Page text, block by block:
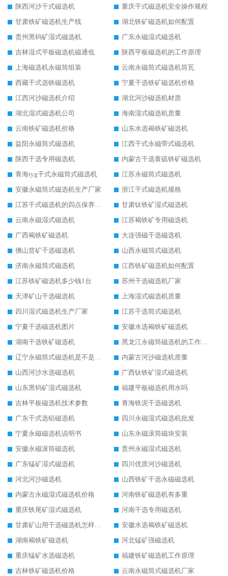
陕西河沙干式磁选机
重庆干式磁选机安全操作规程
甘肃铁矿磁选机生产线
湖北铁矿磁选机如何配置
贵州黑钨矿湿式磁选机
广东永磁湿式磁选机
吉林湿式平板磁选机磁通低
陕西平板磁选机的工作原理
上海磁选机永磁筒组装
云南永磁筒式磁选机筒瓦
西藏干式选铁磁选机
宁夏干选铁矿磁选机价格
江西河沙磁选机介绍
湖北河沙磁选机材质
湖北湿式磁选机公司
海南湿式磁选机质量
云南铁矿磁选机价格
山东水选褐铁矿磁选机
益阳永磁筒式磁选机
江西干式永磁带式磁选机
陕西干选专用磁选机
内蒙古干选黄硫铁矿磁选机
青海tyg干式永磁筒式磁选机
江苏永磁筒式磁选机
安徽永磁筒式磁选机生产厂家
浙江干式磁选机规格
江苏干式磁选机的四点保养秘籍
甘肃钛铁矿湿式磁选机
云南永磁湿式磁选机
江苏褐铁矿专用磁选机
广西褐铁矿磁选机
大连强磁干选磁选机
佛山贫矿干选磁选机
山西永磁筒式磁选机
济南永磁筒式磁选机
江西铁矿磁选机如何配置
江苏铁矿磁选机多少钱1台
苏州干选磁选机厂家
天津矿山干选磁选机
上海湿式磁选机质量
四川湿式磁选机生产厂家
江苏干选筒式磁选机
宁夏干选磁选机图片
安徽水选褐铁矿磁选机
湖南干选铁矿磁选机
黑龙江永磁筒磁选机的工作原理
辽宁永磁筒式磁选机是不是强磁
内蒙古河沙磁选机质量
山西河沙水选磁选机
广西钛铁矿湿式磁选机
山东黑钨矿湿式磁选机
福建平板磁选机用水吗
吉林平板磁选机技术参数
青海铁泥干选磁选机
广东干式选铝磁选机
四川永磁湿式磁选机批发
宁夏永磁磁选机说明书
山东永磁滚筒磁块安装
安徽永磁滚筒磁选机
贵州永磁湿式磁选机
广东锰矿湿式磁选机
四川优质河沙磁选机
河北河沙磁选机
山西铁矿干选永磁磁选机
内蒙古永磁湿式磁选机价格
河南铁矿磁选机有多重
重庆铁尾矿湿式磁选机
河南干选专用磁选机
甘肃矿山用干选磁选机怎样调磁
安徽水选褐铁矿磁选机
湖南褐铁矿磁选机
河北锰矿强磁选机
重庆锰矿水选磁选机
福建铁矿磁选机工作原理
吉林铁矿磁选机价格
云南永磁筒式磁选机厂家